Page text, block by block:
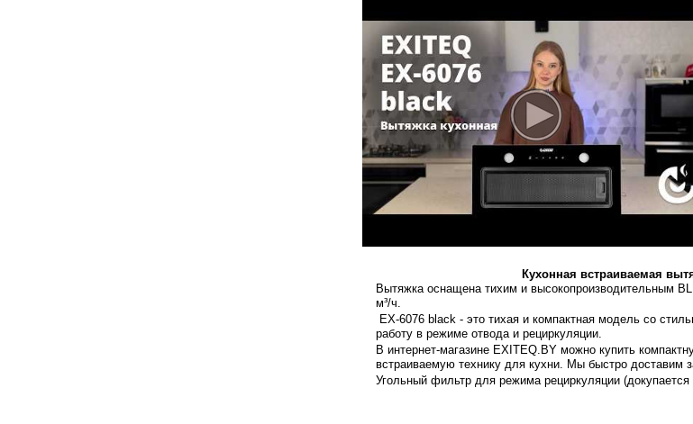
Кухонная встраиваемая
Вытяжка оснащена тихим и высокопроизводительным
м³/ч
EX-6076 black - это тихая и компактная модель со
работу в режиме отвода и рециркуляции.
В интернет-магазине EXITEQ.BY можно купить
встраиваемую технику для кухни. Мы быстро доставим
Угольный фильтр для режима рециркуляции (докупается